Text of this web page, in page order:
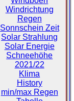
Windrichtung
Regen
Sonnschein Zeit
Solar Strahlung
Solar Energie
Schneehöhe
2021/22
Klima
History
min/max Regen